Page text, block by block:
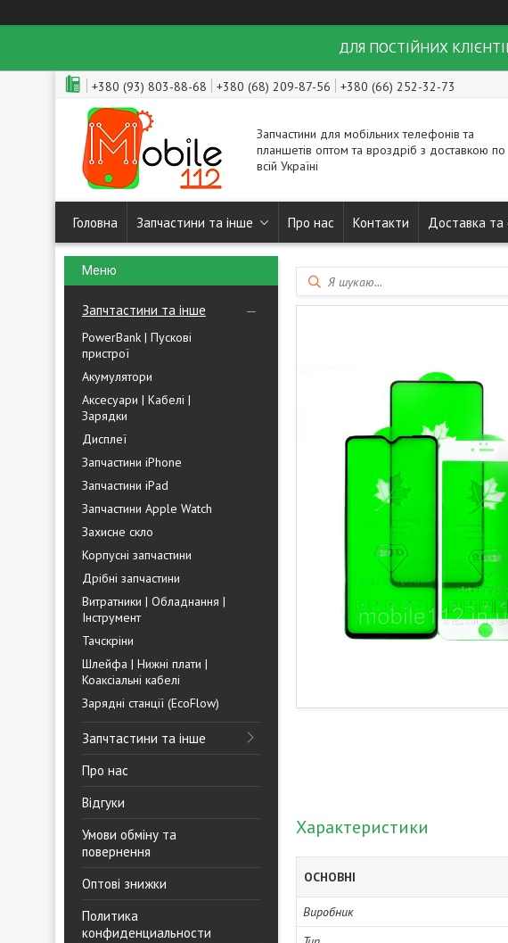
ДЛЯ ПОСТІЙНИХ
+380 (93) 803-88-68 +380 (68) 209-87-56 +380 (66) 252-32-73
Запчастини для мобільних телефонів та
планшетів оптом та вроздріб з доставкою по
всій Україні
Головна Запчастини та інше Про нас Контакти Доставка та
Запчтастини та інше
PowerBank | Пускові
пристрої
Акумулятори
Аксесуари | Кабелі |
Зарядки
Дисплеї
Запчастини iPhone
Запчастини iPad
Запчастини Apple Watch
Захисне скло
Корпусні запчастини
Дрібні запчастини
Витратники | Обладнання |
Інструмент
Тачскріни
Шлейфа | Нижні плати |
Коаксіальні кабелі
Зарядні станції (EcoFlow)
Запчтастини та інше
Про нас
Відгуки
Умови обміну та
повернення
Оптові знижки
Политика
конфиденциальности
Характеристики
ОСНОВНІ
Виробник